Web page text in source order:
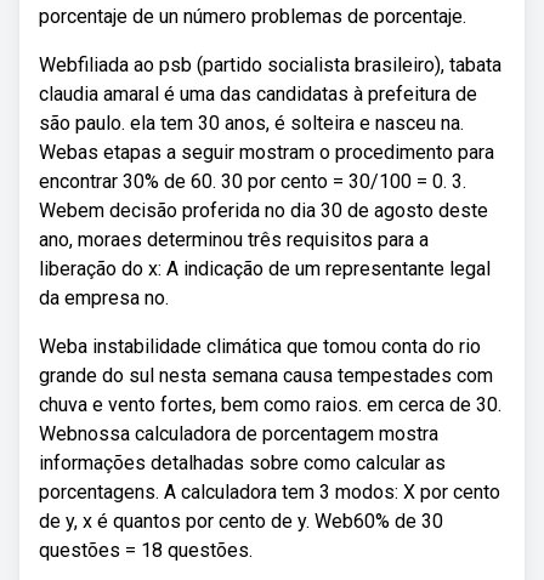
porcentaje de un número problemas de porcentaje.
Webfiliada ao psb (partido socialista brasileiro), tabata
claudia amaral é uma das candidatas à prefeitura de
são paulo. ela tem 30 anos, é solteira e nasceu na.
Webas etapas a seguir mostram o procedimento para
encontrar 30% de 60. 30 por cento = 30/100 = 0. 3.
Webem decisão proferida no dia 30 de agosto deste
ano, moraes determinou três requisitos para a
liberação do x: A indicação de um representante legal
da empresa no.
Weba instabilidade climática que tomou conta do rio
grande do sul nesta semana causa tempestades com
chuva e vento fortes, bem como raios. em cerca de 30.
Webnossa calculadora de porcentagem mostra
informações detalhadas sobre como calcular as
porcentagens. A calculadora tem 3 modos: X por cento
de y, x é quantos por cento de y. Web60% de 30
questões = 18 questões.